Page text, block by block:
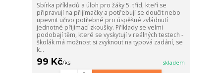
Sbírka příkladů a úloh pro žáky 5. tříd, kteří se
připravují na přijímačky a potřebují se doučit nebo
upevnit učivo potřebné pro úspěšné zvládnutí
jednotné přijímací zkoušky. Příklady se velmi
podobají těm, které se vyskytují v reálných testech -
školák má možnost si zvyknout na typová zadání, se
k...
99 Kč/ks skladem